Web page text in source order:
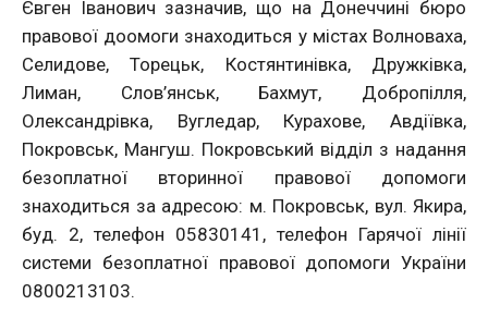
Євген Іванович зазначив, що на Донеччині бюро
правової доомоги знаходиться у містах Волноваха,
Селидове, Торецьк, Костянтинівка, Дружківка,
Лиман, Слов’янськ, Бахмут, Добропілля,
Олександрівка, Вугледар, Курахове, Авдіївка,
Покровськ, Мангуш. Покровський відділ з надання
безоплатної вторинної правової допомоги
знаходиться за адресою: м. Покровськ, вул. Якира,
буд. 2, телефон 05830141, телефон Гарячої лінії
системи безоплатної правової допомоги України
0800213103.